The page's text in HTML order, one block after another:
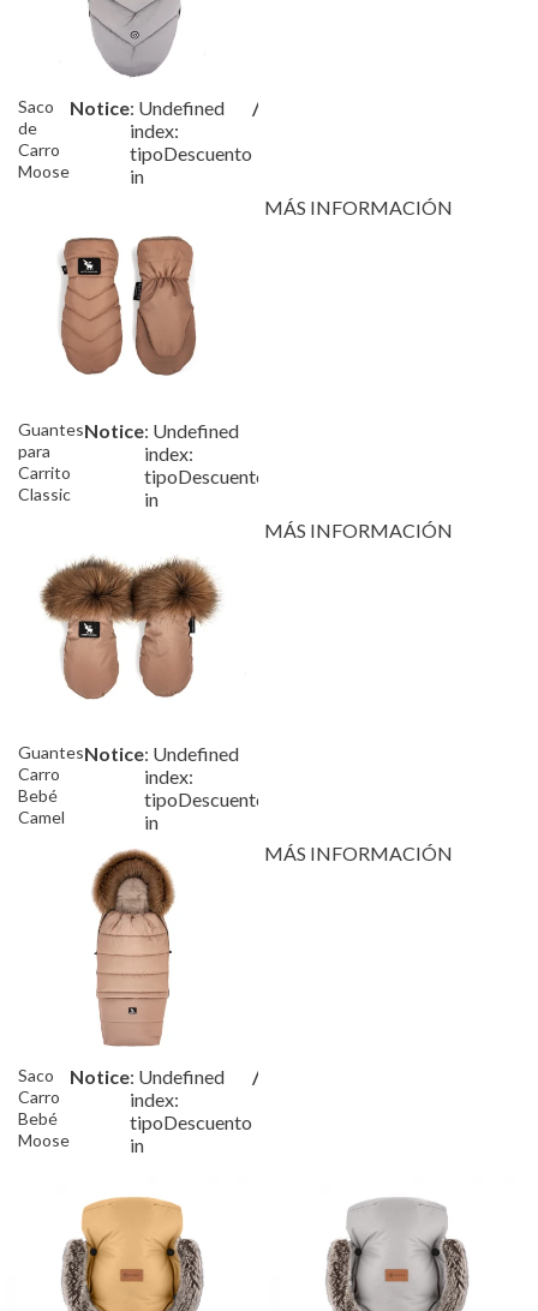
Saco
de
Carro
Moose
Notice: Undefined
index:
tipoDescuento
in
/var/www/tutete/storage/
Guantes
para
Carrito
Classic
Notice: Undefined
index:
tipoDescuento
in
MÁS INFORMACIÓN
Guantes
Carro
Bebé
Camel
Notice: Undefined
index:
tipoDescuento
in
MÁS INFORMACIÓN
Saco
Carro
Bebé
Moose
Notice: Undefined
index:
tipoDescuento
in
/var/www/tutete/storage/
MÁS INFORMACIÓN